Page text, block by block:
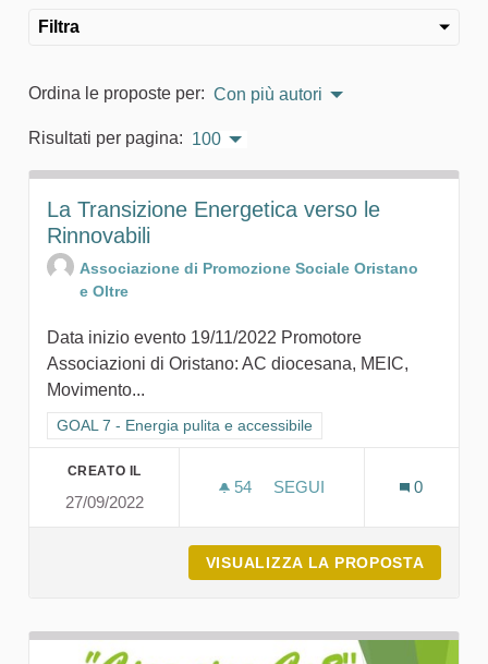
Filtra
Ordina le proposte per: Con più autori
Risultati per pagina: 100
La Transizione Energetica verso le
Rinnovabili
Associazione di Promozione Sociale Oristano
e Oltre
Data inizio evento 19/11/2022 Promotore
Associazioni di Oristano: AC diocesana, MEIC,
Movimento...
Filtra i risultati per categoria: GOAL 7 - Energia pulita e
GOAL 7 - Energia pulita e accessibile
CREATO IL
27/09/2022
54 54 SOSTENITORI
SEGUI
0
VISUALIZZA LA PROPOSTA